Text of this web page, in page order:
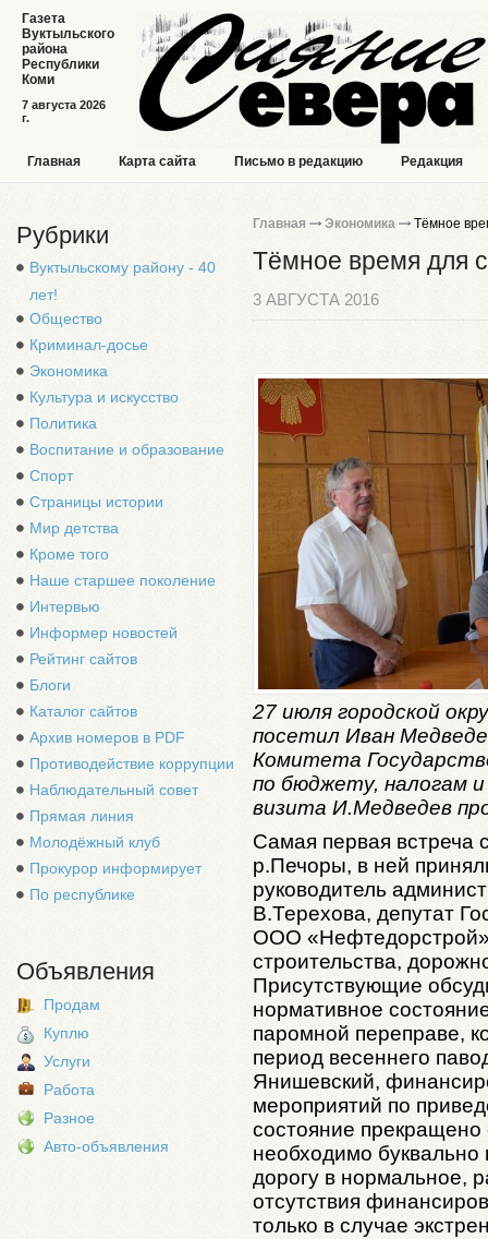
7 августа 2026
г.
Газета
Вуктыльского
района
Республики
Коми
Главная Карта сайта Письмо в редакцию Редакция
Рубрики
Вуктыльскому району - 40
лет!
Общество
Криминал-досье
Экономика
Культура и искусство
Политика
Воспитание и образование
Спорт
Страницы истории
Мир детства
Кроме того
Наше старшее поколение
Интервью
Информер новостей
Рейтинг сайтов
Блоги
Каталог сайтов
Архив номеров в PDF
Противодействие коррупции
Наблюдательный совет
Прямая линия
Молодёжный клуб
Прокурор информирует
По республике
Объявления
Продам
Куплю
Услуги
Работа
Разное
Авто-объявления
Главная Экономика Тёмное
Тёмное время для
3 АВГУСТА 2016
27 июля городской
посетил Иван
Комитета
по бюджету, налогам
визита И.Медведев
Самая первая встреча
р.Печоры, в ней
руководитель
В.Терехова, депутат
ООО
строительства,
Присутствующие
нормативное
паромной переправе,
период весеннего
Янишевский,
мероприятий по
состояние
необходимо буквально
дорогу в нормальное,
отсутствия
только в случае